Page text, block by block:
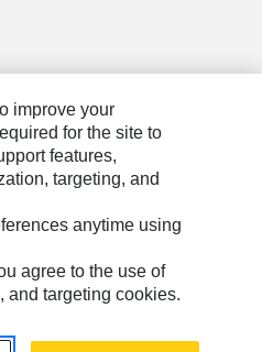
improve your
for the site to
features,
targeting, and
anytime using
agree to the use of
and targeting cookies.